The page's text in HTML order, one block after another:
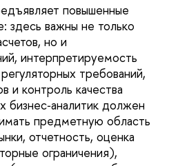
повышенные
здесь важны не только
но и
интерпретируемость
требований,
и контроль качества
бизнес‑аналитик должен
предметную область
отчетность, оценка
ограничения),